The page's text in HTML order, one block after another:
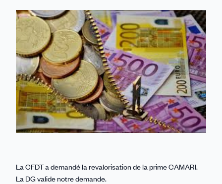
sur
Linkedin
sur
Facebook
sur
Threads
sur
Bluesky
par
email
La CFDT a demandé la revalorisation de la prime CAMARI.
La DG valide notre demande.